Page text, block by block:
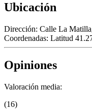
Ubicación
Dirección: Calle La
Coordenadas: Latitud
Opiniones
Valoración media:
(16)